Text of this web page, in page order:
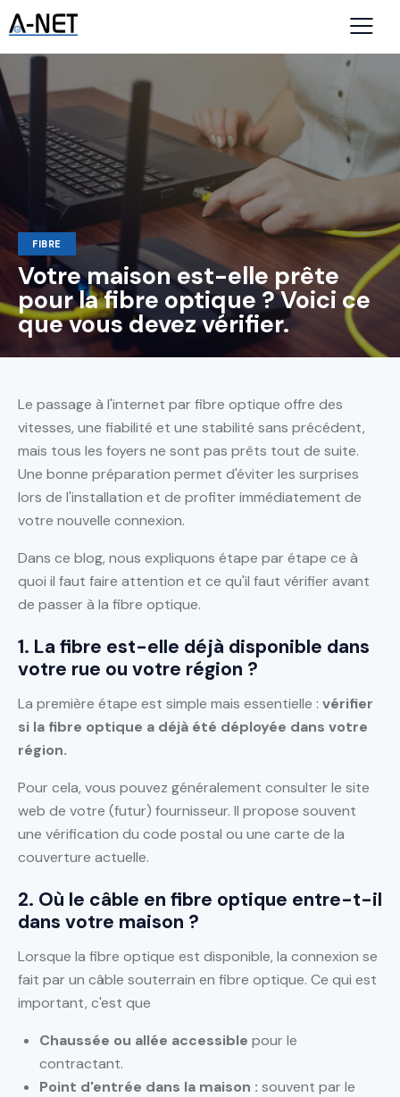
FIBRE
Votre maison est-elle prête
pour la fibre optique ? Voici ce
que vous devez vérifier.
Le passage à l'internet par fibre optique offre des
vitesses, une fiabilité et une stabilité sans précédent,
mais tous les foyers ne sont pas prêts tout de suite.
Une bonne préparation permet d'éviter les surprises
lors de l'installation et de profiter immédiatement de
votre nouvelle connexion.
Dans ce blog, nous expliquons étape par étape ce à
quoi il faut faire attention et ce qu'il faut vérifier avant
de passer à la fibre optique.
1. La fibre est-elle déjà disponible dans
votre rue ou votre région ?
La première étape est simple mais essentielle : vérifier
si la fibre optique a déjà été déployée dans votre
région.
Pour cela, vous pouvez généralement consulter le site
web de votre (futur) fournisseur. Il propose souvent
une vérification du code postal ou une carte de la
couverture actuelle.
2. Où le câble en fibre optique entre-t-il
dans votre maison ?
Lorsque la fibre optique est disponible, la connexion se
fait par un câble souterrain en fibre optique. Ce qui est
important, c'est que
Chaussée ou allée accessible pour le
contractant.
Point d'entrée dans la maison : souvent par le